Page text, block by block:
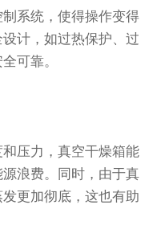
系统，使得操作变得
计，如过热保护、过
可靠。
压力，真空干燥箱能
浪费。同时，由于真
更加彻底，这也有助